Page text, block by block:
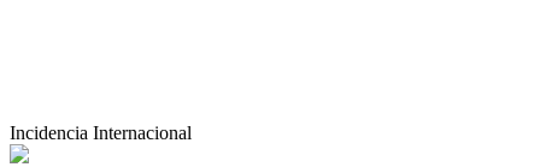
Incidencia Internacional